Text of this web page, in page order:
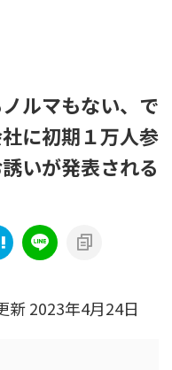
ルマもない、で
に初期１万人参
いが発表される
新 2023年4月24日